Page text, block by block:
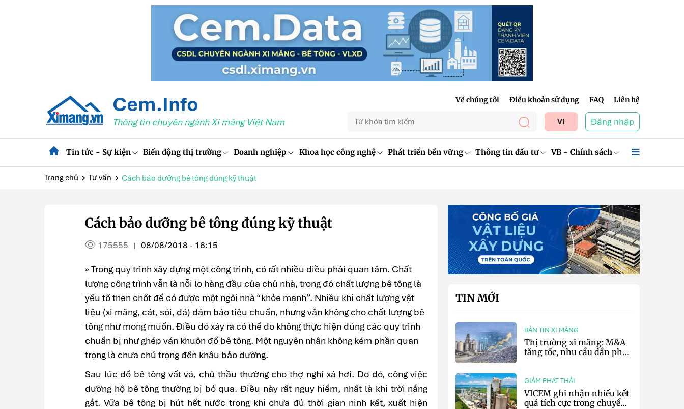
Cem.Info
Thông tin chuyên ngành Xi măng Việt Nam
Về chúng tôi Điều khoản sử dụng FAQ Liên hệ
VI Đăng nhập
Tin tức - Sự kiện Biến động thị trường Doanh nghiệp Khoa học công nghệ Phát triển bền vững Thông tin đầu tư VB - Chính sách
Trang chủ Tư vấn Cách bảo dưỡng bê tông đúng kỹ thuật
Cách bảo dưỡng bê tông đúng kỹ thuật
175555 | 08/08/2018 - 16:15
» Trong quy trình xây dựng một công trình, có rất nhiều điều phải quan tâm. Chất
lượng công trình vẫn là nỗi lo hàng đầu của chủ nhà, trong đó chất lượng bê tông là
yếu tố then chốt để có được một ngôi nhà “khỏe mạnh”. Nhiều khi chất lượng vật
liệu (xi măng, cát, sỏi, đá) đảm bảo tiêu chuẩn, nhưng vẫn không cho chất lượng bê
tông như mong muốn. Điều đó xảy ra có thể do không thực hiện đúng các quy trình
chuẩn bị như ghép ván khuôn đổ bê tông. Một nguyên nhân không kém phần quan
trọng là chưa chú trọng đến khâu bảo dưỡng.
Sau lúc đổ bê tông vất vả, chủ thầu thường cho thợ nghỉ xả hơi. Do đó, công việc
dưỡng hộ bê tông thường bị bỏ qua. Điều này rất nguy hiểm, nhất là khi trời nắng
gắt. Vữa bê tông bị hút hết nước trong khi chưa đủ thời gian ninh kết, xuất hiện
TIN MỚI
BẢN TIN XI MĂNG
Thị trường xi măng: M&A
tăng tốc, nhu cầu dần phục
GIẢM PHÁT THẢI
VICEM ghi nhận nhiều kết
quả tích cực trong chuyển